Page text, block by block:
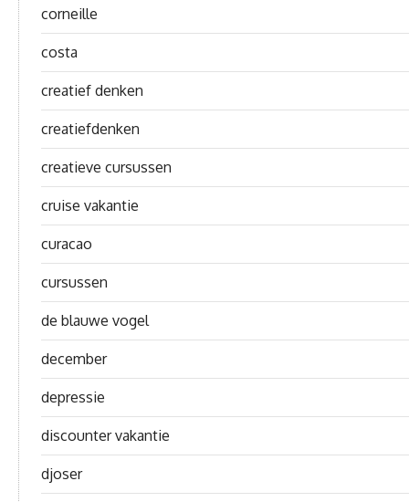
corneille
costa
creatief denken
creatiefdenken
creatieve cursussen
cruise vakantie
curacao
cursussen
de blauwe vogel
december
depressie
discounter vakantie
djoser